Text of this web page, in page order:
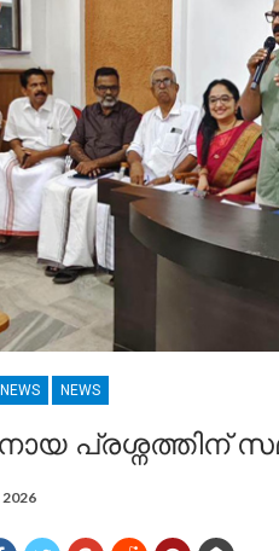
NEWS
പ്രശ്നത്തിന്
2026